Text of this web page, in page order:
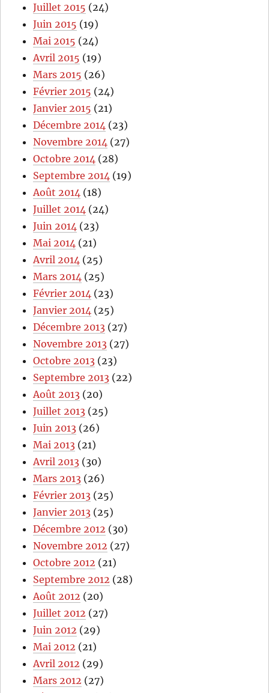
Juillet 2015 (24)
Juin 2015 (19)
Mai 2015 (24)
Avril 2015 (19)
Mars 2015 (26)
Février 2015 (24)
Janvier 2015 (21)
Décembre 2014 (23)
Novembre 2014 (27)
Octobre 2014 (28)
Septembre 2014 (19)
Août 2014 (18)
Juillet 2014 (24)
Juin 2014 (23)
Mai 2014 (21)
Avril 2014 (25)
Mars 2014 (25)
Février 2014 (23)
Janvier 2014 (25)
Décembre 2013 (27)
Novembre 2013 (27)
Octobre 2013 (23)
Septembre 2013 (22)
Août 2013 (20)
Juillet 2013 (25)
Juin 2013 (26)
Mai 2013 (21)
Avril 2013 (30)
Mars 2013 (26)
Février 2013 (25)
Janvier 2013 (25)
Décembre 2012 (30)
Novembre 2012 (27)
Octobre 2012 (21)
Septembre 2012 (28)
Août 2012 (20)
Juillet 2012 (27)
Juin 2012 (29)
Mai 2012 (21)
Avril 2012 (29)
Mars 2012 (27)